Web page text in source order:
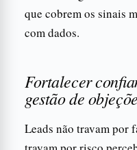
que cobrem os sinais
com dados.
Fortalecer
gestão de
Leads não travam por